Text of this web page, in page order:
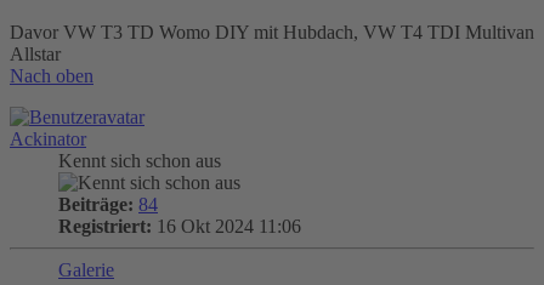
Davor VW T3 TD Womo DIY mit Hubdach, VW T4 TDI Multivan
Allstar
Nach oben
Ackinator
Kennt sich schon aus
Beiträge: 84
Registriert: 16 Okt 2024 11:06
Galerie